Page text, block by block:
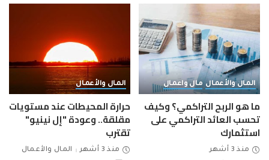
المال والأعمال مال واعمال
ما هو الربح التراكمي؟ وكيف
تحسب العائد التراكمي على
استثمارك
منذ 3 أشهر
المال والأعمال
حرارة المحيطات عند مستويات
مقلقة.. وعودة "إل نينيو"
تقترب
منذ 3 أشهر المال والأعمال